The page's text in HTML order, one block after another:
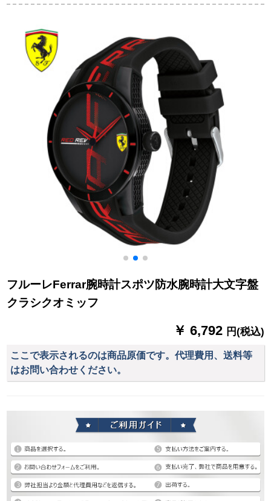
リュジュン
50 95600
の四角い文字盘オー
ァンビン型カープ表
KC 179-KC 28
フルーレFerrar腕時計スポツ防水腕時計大文字盤
クラシクオミッフ
￥ 6,792 円(税込)
ここで表示されるのは商品原価です。代理費用、送料等
はお問い合わせください。